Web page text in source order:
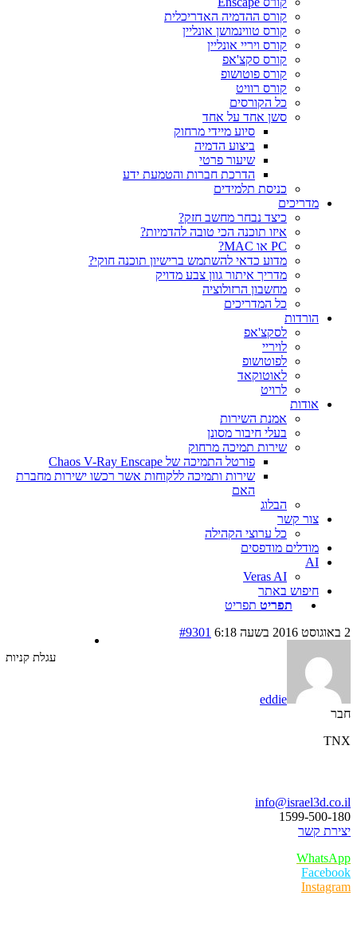
קורס ההדמיה האדריכלית
קורס טווינמושן אונליין
קורס ויריי אונליין
קורס סקצ'אפ
קורס פוטושופ
קורס רוויט
כל הקורסים
סשן אחד על אחד
סיוע מיידי מרחוק
ביצוע הדמיה
שיעור פרטי
הדרכת חברות והטמעת ידע
כניסת תלמידים
מדריכים
כיצד נבחר מחשב חזק?
איזו תוכנה הכי טובה להדמיות?‎‎
PC או MAC?
מדוע כדאי להשתמש ברישיון תוכנה חוקי?
מדריך איתור גוון צבע מדויק
מחשבון הרזולוציה
כל המדריכים
הורדות
לסקצ'אפ
לויריי
לפוטושופ
לאוטוקאד
לרויט
אודות
אמנת השירות
בעלי חיבור מסונן
שירות תמיכה מרחוק
פורטל התמיכה של Chaos V-Ray Enscape
שירות ותמיכה ללקוחות אשר רכשו ישירות מחברת
הבלוג
צור קשר
כל ערוצי הקהילה
מודלים מודפסים
AI
Veras AI
חיפוש באתר
תפריט תפריט
עגלת קניות
#9301
eddie
1599-
קשר